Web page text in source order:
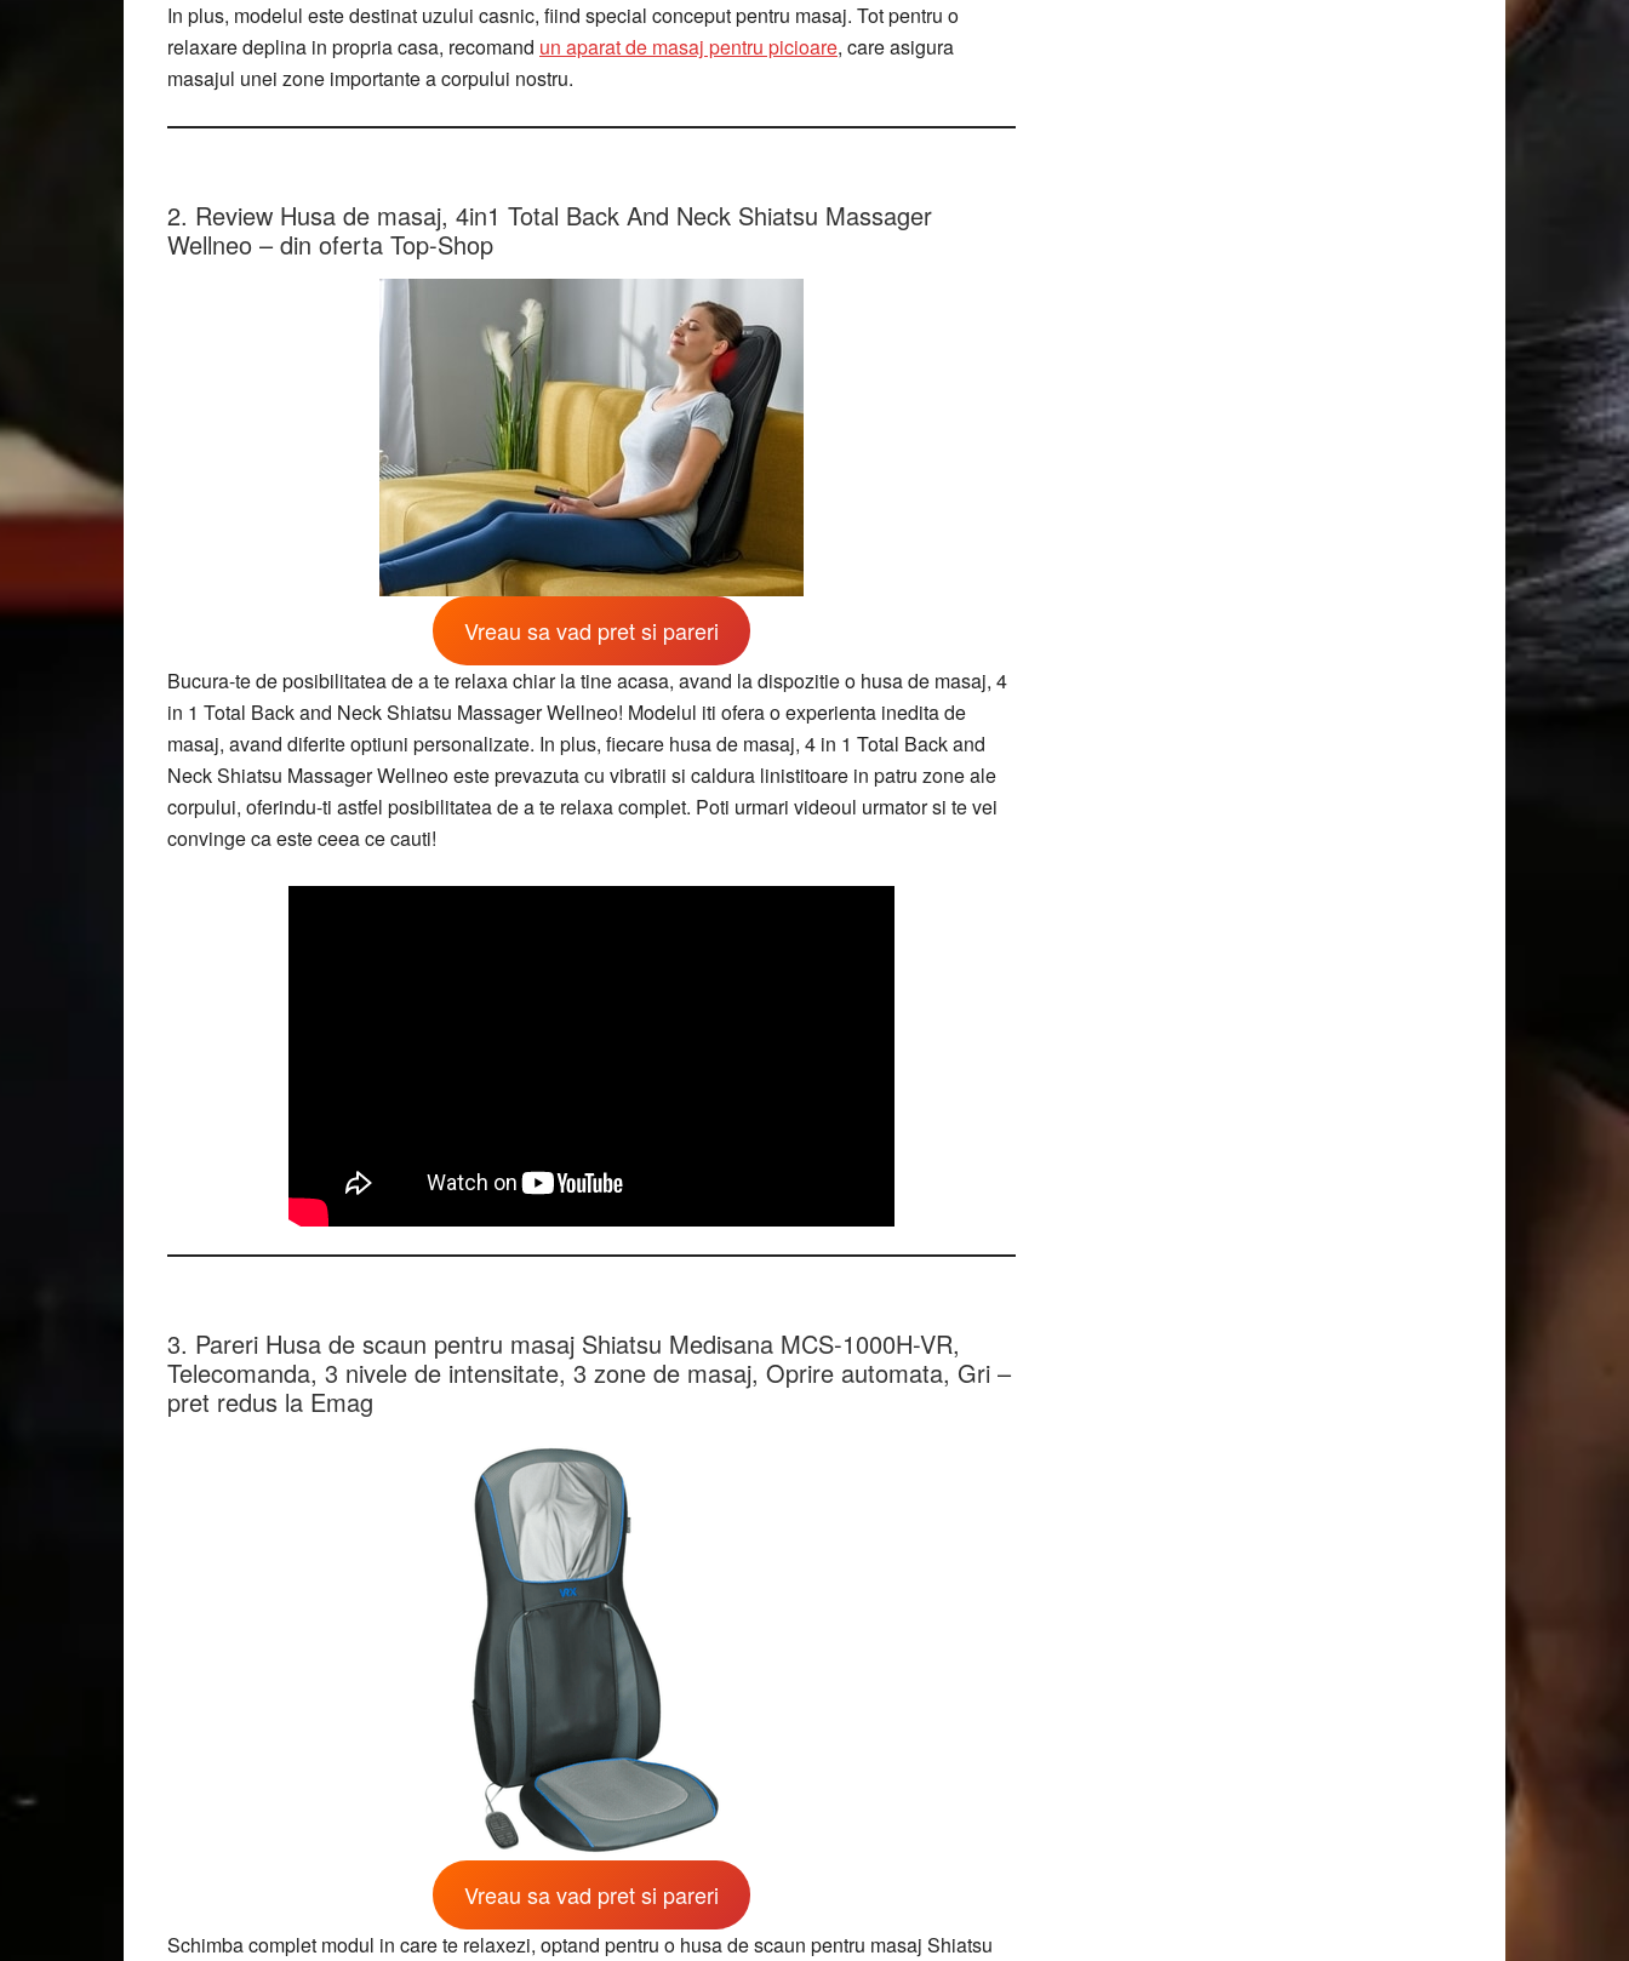
In plus, modelul este destinat uzului casnic, fiind special conceput pentru masaj. Tot pentru o
relaxare deplina in propria casa, recomand un aparat de masaj pentru picioare, care asigura
masajul unei zone importante a corpului nostru.
2. Review Husa de masaj, 4in1 Total Back And Neck Shiatsu Massager
Wellneo – din oferta Top-Shop
Vreau sa vad pret si pareri
Bucura-te de posibilitatea de a te relaxa chiar la tine acasa, avand la dispozitie o husa de masaj, 4
in 1 Total Back and Neck Shiatsu Massager Wellneo! Modelul iti ofera o experienta inedita de
masaj, avand diferite optiuni personalizate. In plus, fiecare husa de masaj, 4 in 1 Total Back and
Neck Shiatsu Massager Wellneo este prevazuta cu vibratii si caldura linistitoare in patru zone ale
corpului, oferindu-ti astfel posibilitatea de a te relaxa complet. Poti urmari videoul urmator si te vei
convinge ca este ceea ce cauti!
3. Pareri Husa de scaun pentru masaj Shiatsu Medisana MCS-1000H-VR,
Telecomanda, 3 nivele de intensitate, 3 zone de masaj, Oprire automata, Gri –
pret redus la Emag
Vreau sa vad pret si pareri
Schimba complet modul in care te relaxezi, optand pentru o husa de scaun pentru masaj Shiatsu